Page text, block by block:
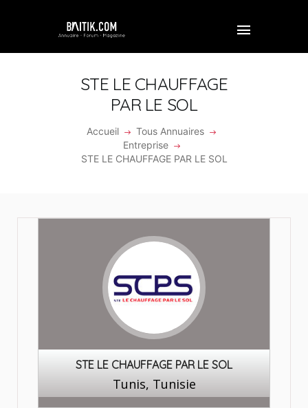
STE LE CHAUFFAGE
PAR LE SOL
Accueil
Tous Annuaires
Entreprise
STE LE CHAUFFAGE PAR LE SOL
PROFESSIONNEL
REJOINDRE BAITIK
CONTACT
STE LE CHAUFFAGE PAR LE SOL
Tunis, Tunisie